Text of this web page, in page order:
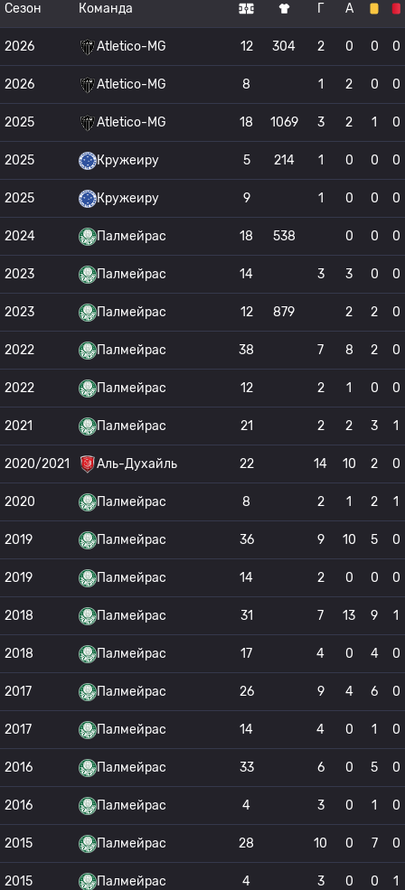
Сезон Команда Г А
2026 Atletico-MG 12 304 2 0 0 0
2026 Atletico-MG 8 1 2 0 0
2025 Atletico-MG 18 1069 3 2 1 0
2025 Кружеиру 5 214 1 0 0 0
2025 Кружеиру 9 1 0 0 0
2024 Палмейрас 18 538 0 0 0
2023 Палмейрас 14 3 3 0 0
2023 Палмейрас 12 879 2 2 0
2022 Палмейрас 38 7 8 2 0
2022 Палмейрас 12 2 1 0 0
2021 Палмейрас 21 2 2 3 1
2020/2021 Аль-Духайль 22 14 10 2 0
2020 Палмейрас 8 2 1 2 1
2019 Палмейрас 36 9 10 5 0
2019 Палмейрас 14 2 0 0 0
2018 Палмейрас 31 7 13 9 1
2018 Палмейрас 17 4 0 4 0
2017 Палмейрас 26 9 4 6 0
2017 Палмейрас 14 4 0 1 0
2016 Палмейрас 33 6 0 5 0
2016 Палмейрас 4 3 0 1 0
2015 Палмейрас 28 10 0 7 0
2015 Палмейрас 4 3 0 0 1